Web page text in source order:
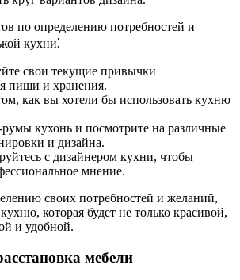
по определению потребностей и
кухни⁚
свои текущие привычки
пищи и хранения.
как вы хотели бы использовать кухню
кухонь и посмотрите на различные
и дизайна.
с дизайнером кухни, чтобы
мнение.
своих потребностей и желаний,
которая будет не только красивой,
и удобной.
мебели